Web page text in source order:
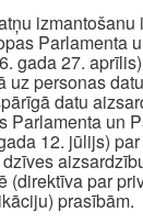
izmantošanu
Parlamenta
gada 27.
uz personas
datu
Parlamenta un
12. jūlijs)
(direktīva par
prasībām.